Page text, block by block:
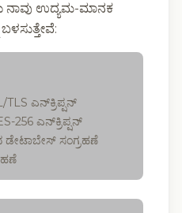
ನಾವು ಉದ್ಯಮ-ಮಾನಕ
TLS ಎನ್‌ಕ್ರಿಪ್ಷನ್
256 ಎನ್‌ಕ್ರಿಪ್ಷನ್
ಡೇಟಾಬೇಸ್ ಸಂಗ್ರಹಣೆ